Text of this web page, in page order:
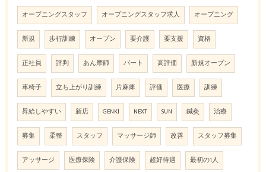
オープニングスタッフ オープニングスタッフ求人 オープニング
新規 歩行訓練 オープン 要介護 要支援 資格
正社員 評判 あん摩師 パート 高評価 新規オープン
車椅子 立ち上がり訓練 片麻痺 評価 医療 訓練
昇給しやすい 新店 GENKI NEXT SUN 鍼灸 治療
募集 柔整 スタッフ マッサージ師 改善 スタッフ募集
アッサージ 医療保険 介護保険 超好待遇 最初の1人